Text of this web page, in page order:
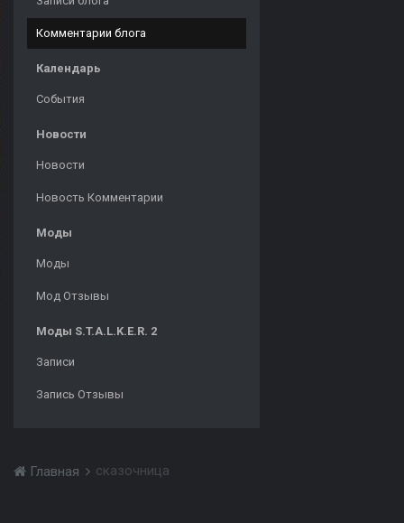
Комментарии блога
Календарь
События
Новости
Новости
Новость Комментарии
Моды
Моды
Мод Отзывы
Моды S.T.A.L.K.E.R. 2
Записи
Запись Отзывы
Главная сказочница